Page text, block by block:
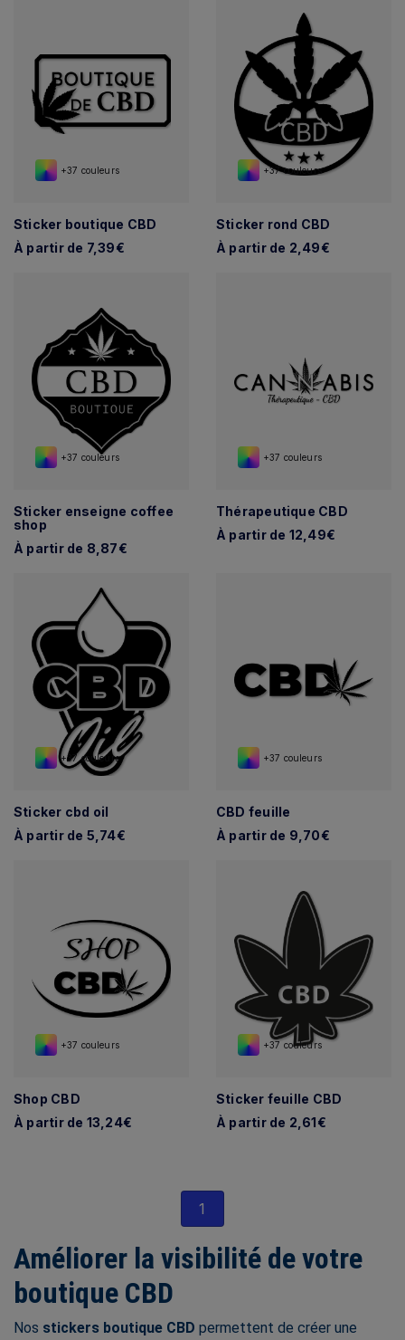
+37 couleurs
Sticker boutique CBD
À partir de 7,39€
+37 couleurs
Sticker rond CBD
À partir de 2,49€
+37 couleurs
Sticker enseigne coffee
shop
À partir de 8,87€
+37 couleurs
Thérapeutique CBD
À partir de 12,49€
+37 couleurs
Sticker cbd oil
À partir de 5,74€
+37 couleurs
CBD feuille
À partir de 9,70€
+37 couleurs
Shop CBD
À partir de 13,24€
+37 couleurs
Sticker feuille CBD
À partir de 2,61€
1
Améliorer la visibilité de votre
boutique CBD
Nos stickers boutique CBD permettent de créer une